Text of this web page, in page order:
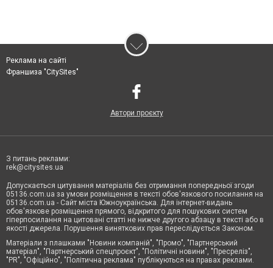
Реклама на сайті
Франшиза "CitySites"
Автори проєкту
З питань реклами:
rek@citysites.ua
Допускається цитування матеріалів без отримання попередньої згоди
05136.com.ua за умови розміщення в тексті обов'язкового посилання на
05136.com.ua - Сайт міста Южноукраїнська. Для інтернет-видань
обов'язкове розміщення прямого, відкритого для пошукових систем
гіперпосилання на цитовані статті не нижче другого абзацу в тексті або в
якості джерела. Порушення виняткових прав переслідується Законом.
Матеріали з плашками "Новини компаній", "Промо", "Партнерський
матеріал", "Партнерський спецпроєкт", "Політичні новини", "Пресреліз",
"PR", "Офіційно", "Політична реклама" публікуються на правах реклами.